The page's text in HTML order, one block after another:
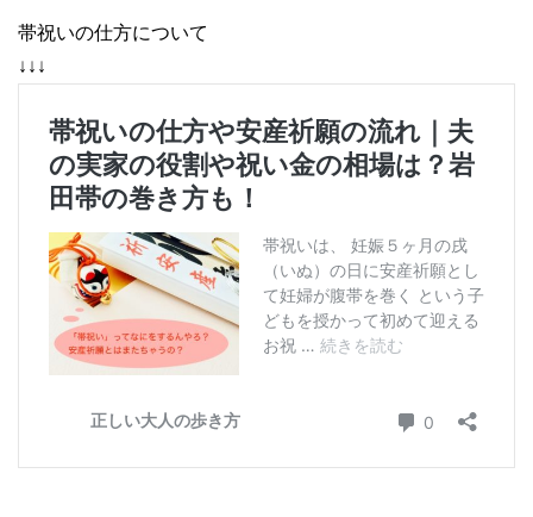
帯祝いの仕方について
↓↓↓